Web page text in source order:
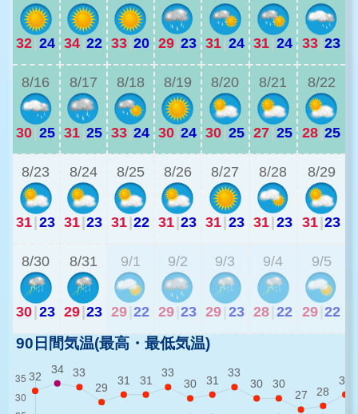
32|24 34|22 33|20 29|23 31|24 31|24 33|23
8/16
30|25
8/17
31|25
8/18
33|24
8/19
30|24
8/20
30|25
8/21
27|25
8/22
28|25
8/23
31|23
8/24
31|23
8/25
31|22
8/26
31|23
8/27
31|23
8/28
31|23
8/29
31|23
8/30
30|23
8/31
29|23
9/1
29 22
9/2
29 23
9/3
29 23
9/4
28 22
9/5
29 22
90日間気温(最高・最低気温)